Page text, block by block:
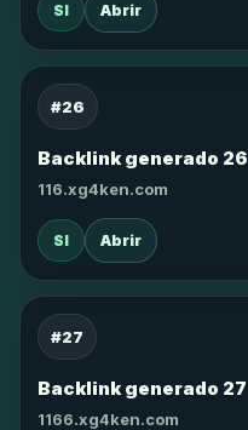
SI Abrir
#26
Backlink generado 26
116.xg4ken.com
SI Abrir
#27
Backlink generado 27
1166.xg4ken.com